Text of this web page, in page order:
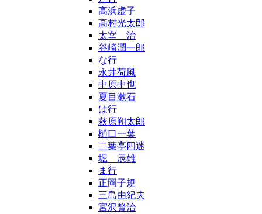
高浜虚子
高村光太郎
太宰 治
谷崎潤一郎
な行
永井荷風
中原中也
夏目漱石
は行
萩原朔太郎
樋口一葉
二葉亭四迷
堀 辰雄
ま行
正岡子規
三島由紀夫
宮沢賢治